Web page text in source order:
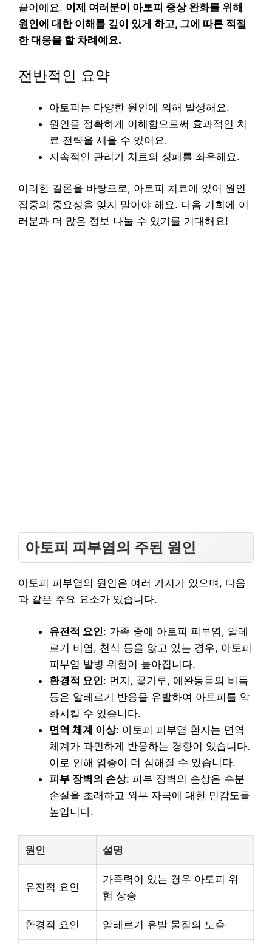
끝이에요. 이제 여러분이 아토피 증상 완화를 위해
원인에 대한 이해를 깊이 있게 하고, 그에 따른 적절
한 대응을 할 차례예요.
전반적인 요약
아토피는 다양한 원인에 의해 발생해요.
원인을 정확하게 이해함으로써 효과적인 치
료 전략을 세울 수 있어요.
지속적인 관리가 치료의 성패를 좌우해요.
이러한 결론을 바탕으로, 아토피 치료에 있어 원인
집중의 중요성을 잊지 말아야 해요. 다음 기회에 여
러분과 더 많은 정보 나눌 수 있기를 기대해요!
아토피 피부염의 주된 원인
아토피 피부염의 원인은 여러 가지가 있으며, 다음
과 같은 주요 요소가 있습니다.
유전적 요인: 가족 중에 아토피 피부염, 알레
르기 비염, 천식 등을 앓고 있는 경우, 아토피
피부염 발병 위험이 높아집니다.
환경적 요인: 먼지, 꽃가루, 애완동물의 비듬
등은 알레르기 반응을 유발하여 아토피를 악
화시킬 수 있습니다.
면역 체계 이상: 아토피 피부염 환자는 면역
체계가 과민하게 반응하는 경향이 있습니다.
이로 인해 염증이 더 심해질 수 있습니다.
피부 장벽의 손상: 피부 장벽의 손상은 수분
손실을 초래하고 외부 자극에 대한 민감도를
높입니다.
원인 설명
유전적 요인
가족력이 있는 경우 아토피 위
험 상승
환경적 요인 알레르기 유발 물질의 노출